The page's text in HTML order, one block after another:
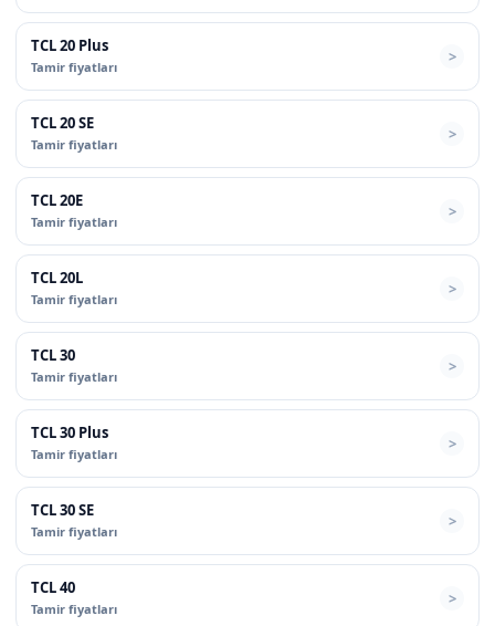
TCL 20 Plus
Tamir fiyatları
TCL 20 SE
Tamir fiyatları
TCL 20E
Tamir fiyatları
TCL 20L
Tamir fiyatları
TCL 30
Tamir fiyatları
TCL 30 Plus
Tamir fiyatları
TCL 30 SE
Tamir fiyatları
TCL 40
Tamir fiyatları